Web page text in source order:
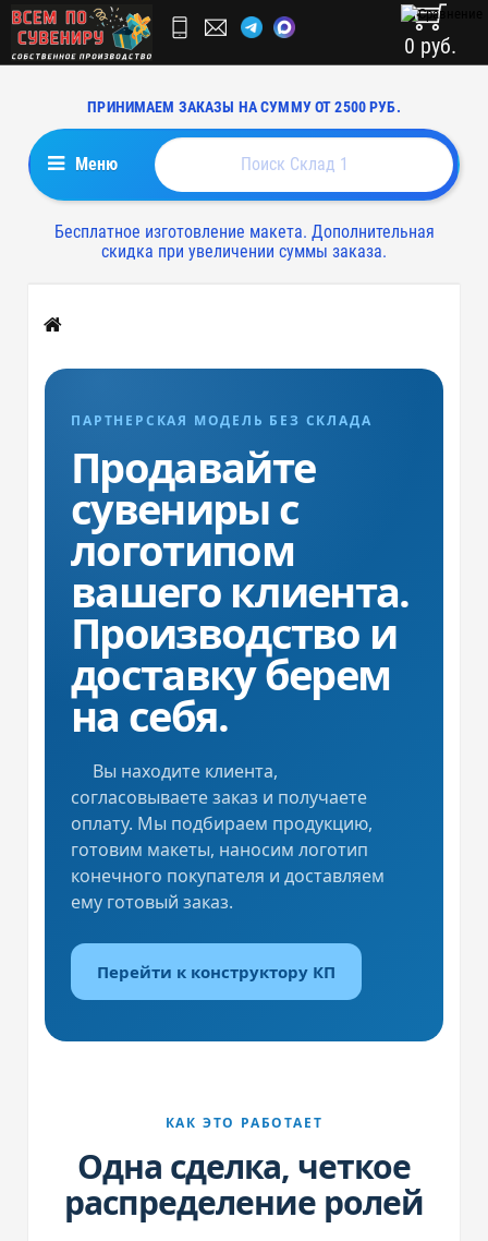
ПРИНИМАЕМ ЗАКАЗЫ НА СУММУ ОТ 2500 РУБ.
0 руб.
Меню
Бесплатное изготовление макета. Дополнительная
скидка при увеличении суммы заказа.
Главная
ПАРТНЕРСКАЯ МОДЕЛЬ БЕЗ СКЛАДА
Продавайте
сувениры с
логотипом
вашего клиента.
Производство и
доставку берем
на себя.
Вы находите клиента,
согласовываете заказ и получаете
оплату. Мы подбираем продукцию,
готовим макеты, наносим логотип
конечного покупателя и доставляем
ему готовый заказ.
Перейти к конструктору КП
КАК ЭТО РАБОТАЕТ
Одна сделка, четкое
распределение ролей